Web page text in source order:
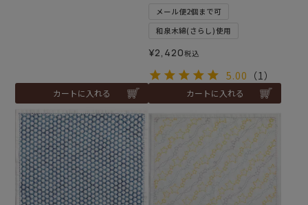
カートに入れる
メール便2個まで可
和泉木綿(さらし)使用
¥2,420税込
5.00 （1）
カートに入れる